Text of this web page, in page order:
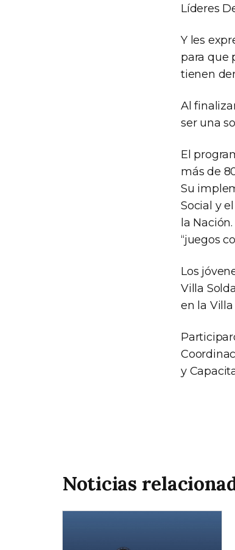
Líderes
Y les
para que
tienen
Al
ser una
El
más de
Su
Social y
la
“juegos
Los
Villa
en la Villa
y
Noticias